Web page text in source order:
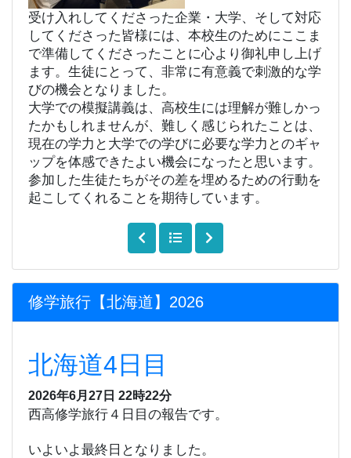
受け入れしてくださった企業・大学、そして対応
してくださった皆様には、本校生のためにここま
で準備してくださったことに心より御礼申し上げ
ます。 生徒にとって、非常に有意義で刺激的な学
びの機会となりました。
大学での模擬講義は、高校生には理解が難しかっ
たかもしれませんが、難しく感じられたことは、
現在の学力と大学での学びに必要な学力とのギャ
ップを体感できたよい機会になったと思います。
参加した生徒たちがその差を埋めるための行動を
起こしてくれることを期待しています。
修学旅行【北海道】2026
北海道4日目
2026年6月27日 22時22分
西高修学旅行４日目の報告です。
いよいよ最終日となりました。